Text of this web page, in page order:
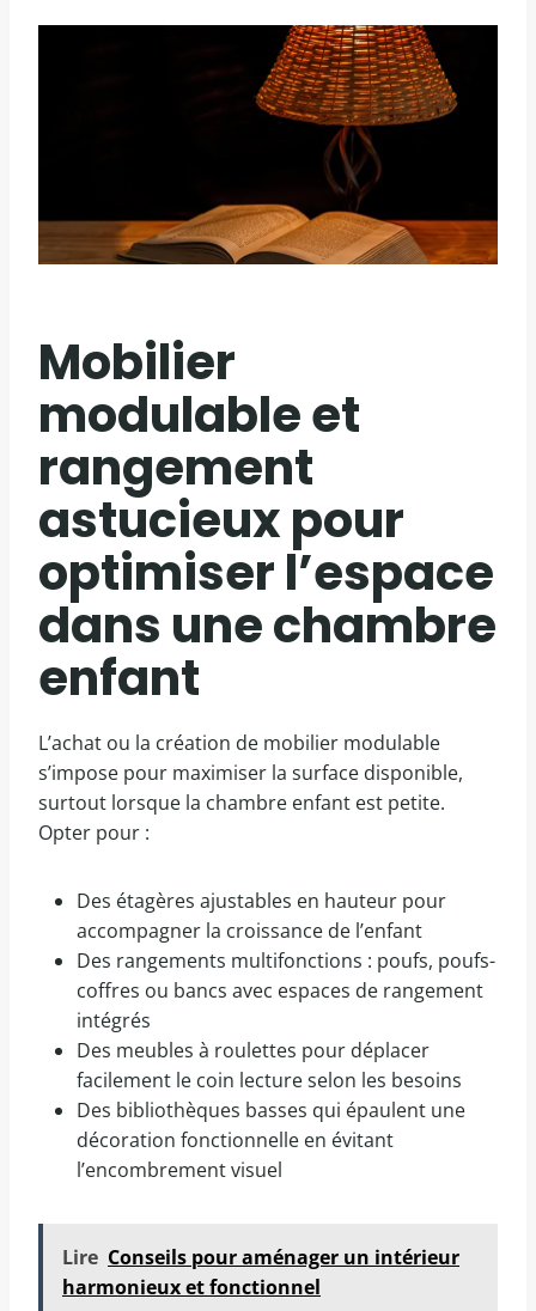
Mobilier
modulable et
rangement
astucieux pour
optimiser l’espace
dans une chambre
enfant
L’achat ou la création de mobilier modulable
s’impose pour maximiser la surface disponible,
surtout lorsque la chambre enfant est petite.
Opter pour :
Des étagères ajustables en hauteur pour
accompagner la croissance de l’enfant
Des rangements multifonctions : poufs, poufs-
coffres ou bancs avec espaces de rangement
intégrés
Des meubles à roulettes pour déplacer
facilement le coin lecture selon les besoins
Des bibliothèques basses qui épaulent une
décoration fonctionnelle en évitant
l’encombrement visuel
Lire Conseils pour aménager un intérieur
harmonieux et fonctionnel